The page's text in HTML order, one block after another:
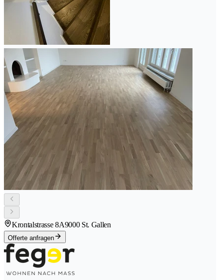
Krontalstrasse 8A9000 St. Gallen
Offerte anfragen